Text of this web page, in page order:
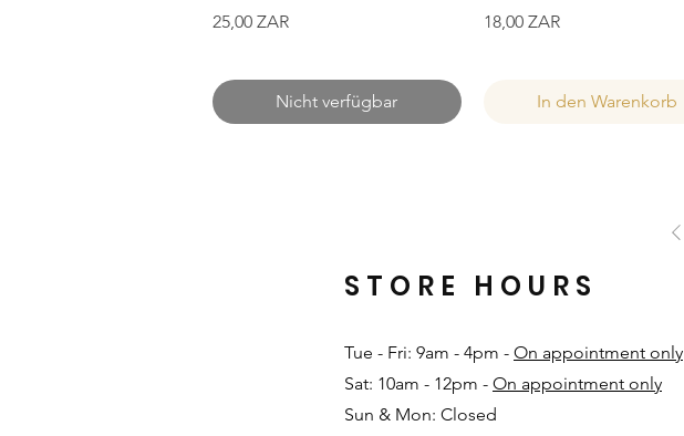
Preis
25,00 ZAR
Nicht verfügbar
Preis
18,00 ZAR
In den Warenkorb
Tue - Fri: 9am - 4pm - On appointment only
Sat: 10am - 12pm - On appointment only
Sun & Mon: Closed​
STORE HOURS